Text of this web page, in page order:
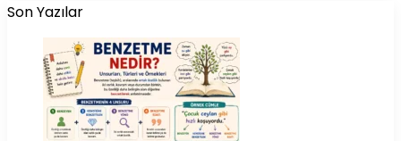
Son Yazılar